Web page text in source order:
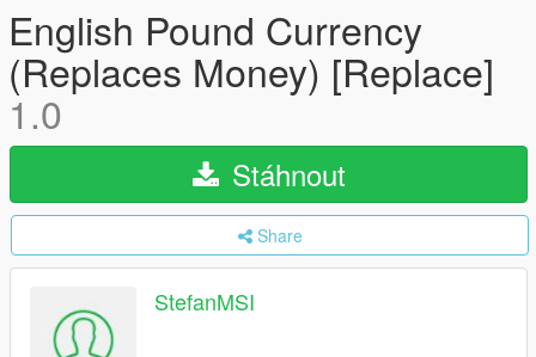
English Pound Currency
(Replaces Money) [Replace]
1.0
Stáhnout
Share
StefanMSI